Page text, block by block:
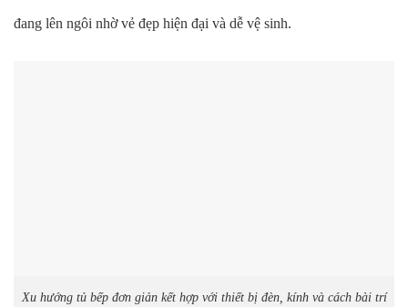
đang lên ngôi nhờ vẻ đẹp hiện đại và dễ vệ sinh.
Xu hướng tủ bếp đơn giản kết hợp với thiết bị đèn, kính và cách bài trí